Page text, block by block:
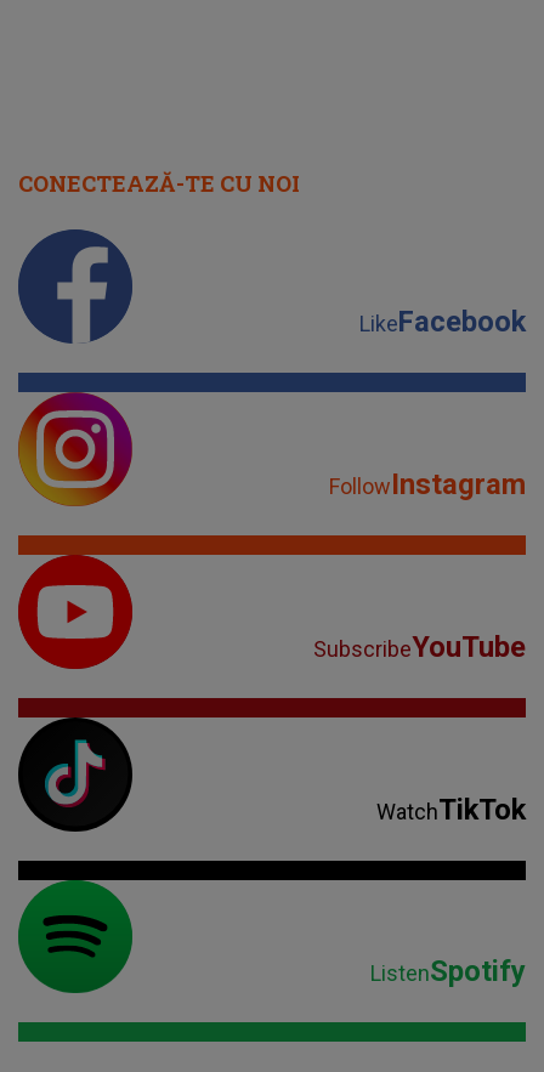
CONECTEAZĂ-TE CU NOI
LikeFacebook
FollowInstagram
SubscribeYouTube
WatchTikTok
ListenSpotify